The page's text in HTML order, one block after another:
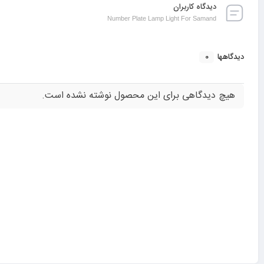
دیدگاه کاربران
Number Plate Lamp Light For Samand
دیدگاهها 0
هیچ دیدگاهی برای این محصول نوشته نشده است.